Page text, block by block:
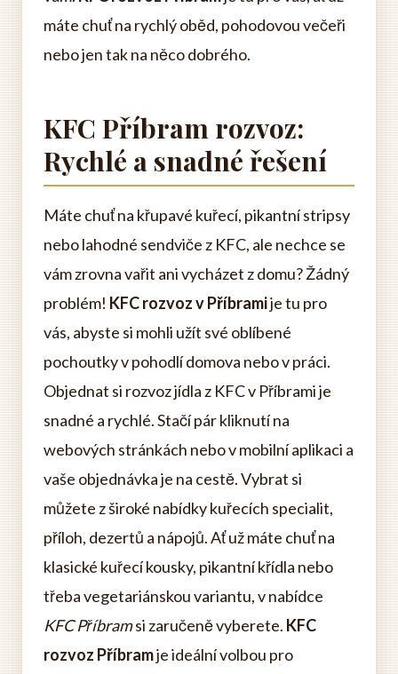
máte chuť na rychlý oběd, pohodovou večeři
nebo jen tak na něco dobrého.
KFC Příbram rozvoz:
Rychlé a snadné řešení
Máte chuť na křupavé kuřecí, pikantní stripsy
nebo lahodné sendviče z KFC, ale nechce se
vám zrovna vařit ani vycházet z domu? Žádný
problém! KFC rozvoz v Příbramije tu pro
vás, abyste si mohli užít své oblíbené
pochoutky v pohodlí domova nebo v práci.
Objednat si rozvoz jídla z KFC v Příbrami je
snadné a rychlé. Stačí pár kliknutí na
webových stránkách nebo v mobilní aplikaci a
vaše objednávka je na cestě. Vybrat si
můžete z široké nabídky kuřecích specialit,
příloh, dezertů a nápojů. Ať už máte chuť na
klasické kuřecí kousky, pikantní křídla nebo
třeba vegetariánskou variantu, v nabídce
KFC Příbramsi zaručeně vyberete. KFC
rozvoz Příbramje ideální volbou pro